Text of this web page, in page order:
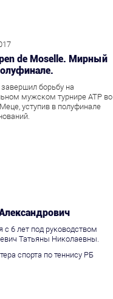
de Moselle. Мирный
борьбу на
мужском турнире АТР во
уступив в полуфинале
6 лет под руководством
Татьяны Николаевны.
спорта по теннису РБ